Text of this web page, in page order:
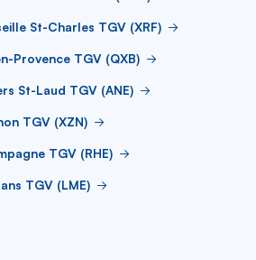
St-Charles TGV (XRF)
Provence TGV (QXB)
St-Laud TGV (ANE)
TGV (XZN)
TGV (RHE)
TGV (LME)